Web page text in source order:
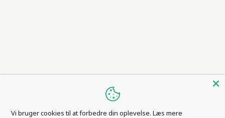
Vi bruger cookies til at forbedre din oplevelse. Læs mere